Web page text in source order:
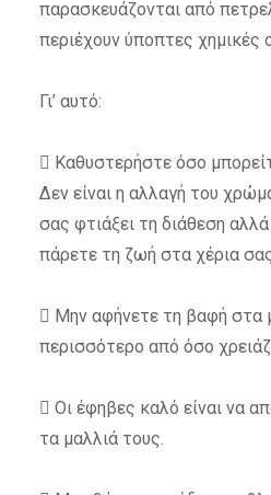
παρασκευάζονται από
περιέχουν ύποπτες χημικές
Γι’ αυτό:
 Καθυστερήστε όσο
Δεν είναι η αλλαγή του
σας φτιάξει τη διάθεση
πάρετε τη ζωή στα χέρια
 Μην αφήνετε τη βαφή στα
περισσότερο από όσο
 Οι έφηβες καλό είναι να
τα μαλλιά τους.